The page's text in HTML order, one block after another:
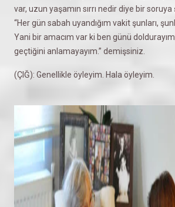
var, uzun yaşamın sırrı nedir diye bir soruya
“Her gün sabah uyandığım vakit şunları,
Yani bir amacım var ki ben günü
geçtiğini anlamayayım.” demişsiniz.
(ÇIĞ): Genellikle öyleyim. Hala öyleyim.